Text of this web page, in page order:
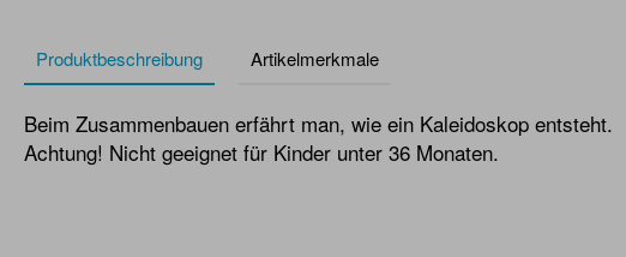
Produktbeschreibung Artikelmerkmale
Beim Zusammenbauen erfährt man, wie ein Kaleidoskop entsteht.
Achtung! Nicht geeignet für Kinder unter 36 Monaten.